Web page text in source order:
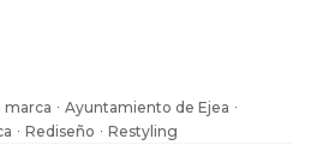
marca · Ayuntamiento de Ejea ·
· Rediseño · Restyling